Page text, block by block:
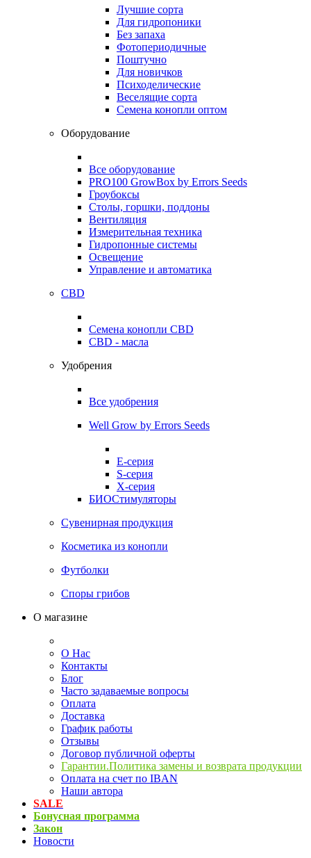
Лучшие сорта
Для гидропоники
Без запаха
Фотопериодичные
Поштучно
Для новичков
Психоделические
Веселящие сорта
Семена конопли оптом
Оборудование
Все оборудование
PRO100 GrowBox by Errors Seeds
Гроубоксы
Столы, горшки, поддоны
Вентиляция
Измерительная техника
Гидропонные системы
Освещение
Управление и автоматика
CBD
Семена конопли CBD
CBD - масла
Удобрения
Все удобрения
Well Grow by Errors Seeds
E-серия
S-серия
X-серия
БИОСтимуляторы
Сувенирная продукция
Косметика из конопли
Футболки
Споры грибов
О магазине
О Нас
Контакты
Блог
Часто задаваемые вопросы
Оплата
Доставка
График работы
Отзывы
Договор публичной оферты
Гарантии.Политика замены и возврата продукции
Оплата на счет по IBAN
Наши автора
SALE
Бонусная программа
Закон
Новости